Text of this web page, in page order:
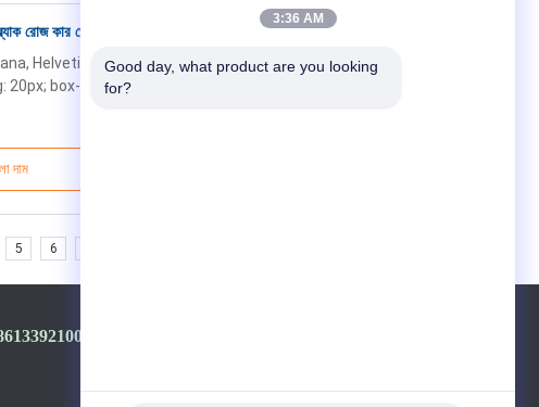
রোজ কার পেইন্ট
দাম
Helvetica, "Times New Roman", Arial, sans-
box-sizing: border-box; max-width: 100%;
5 6
+8613501528806
3:36 AM
Good day, what product are you looking
for?